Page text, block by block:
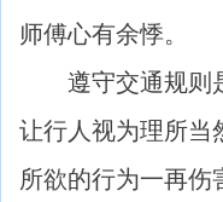
师傅心有余悸。
遵守交通规则是
让行人视为理所当
所欲的行为一再伤